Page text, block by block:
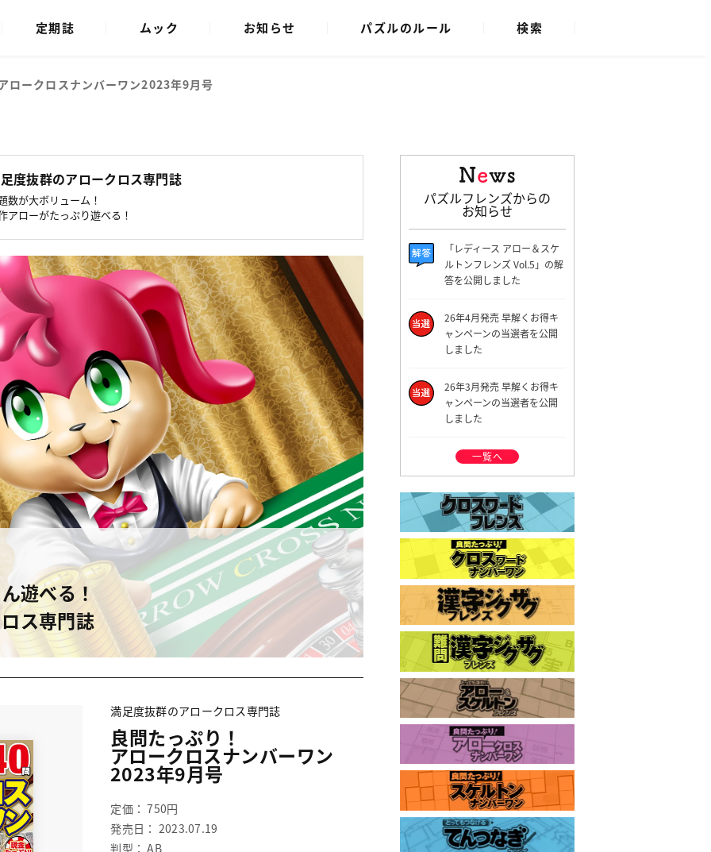
定期誌 ムック お知らせ パズルのルール 検索
ロークロスナンバーワン2023年9月号
度抜群のアロークロス専門誌
数が大ボリューム！
アローがたっぷり遊べる！
遊べる！
ス専門誌
満足度抜群のアロークロス専門誌
良問たっぷり！
アロークロスナンバーワン
2023年9月号
定価： 750円
発売日： 2023.07.19
判型： AB
パズルフレンズからの
お知らせ
「レディース アロー＆スケ
ルトンフレンズ Vol.5」の解
答を公開しました
26年4月発売 早解くお得キ
ャンペーンの当選者を公開
しました
26年3月発売 早解くお得キ
ャンペーンの当選者を公開
しました
一覧へ